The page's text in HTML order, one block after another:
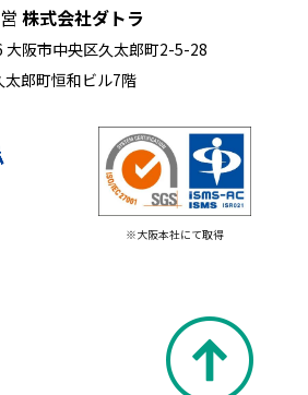
株式会社ダトラ
大阪市中央区久太郎町2-5-28
太郎町恒和ビル7階
※大阪本社にて取得